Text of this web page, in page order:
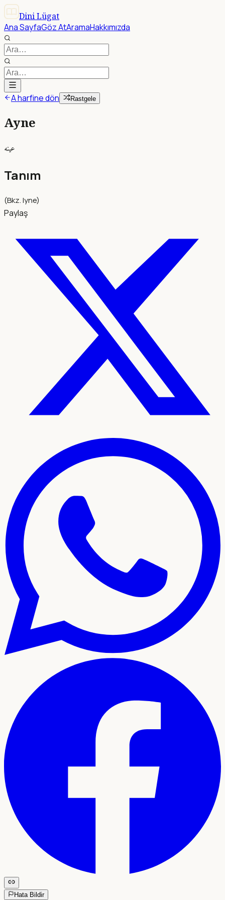
Dini Lügat
Ana SayfaGöz AtAramaHakkımızda
A harfine dön Rastgele
Ayne
عينه
Tanım
(Bkz. Iyne)
Paylaş
Hata Bildir